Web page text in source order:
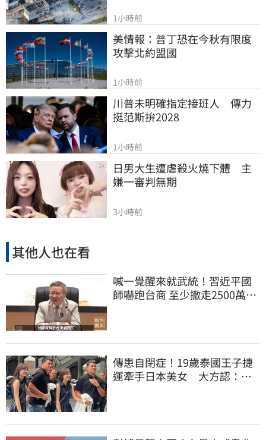
1小時前
美情報：普丁恐在今秋有限度
攻擊北約盟國
1小時前
川普未明確指定接班人　傳力
挺范斯拚2028
1小時前
日男大生遭虐殺火燒下體　主
嫌一審判無期
3小時前
其他人也在看
喊一覺醒來就武統！習近平國
師嚇跑台商 至少撤走2500萬份
傳患自閉症！19歲泰國王子捷
運牽手日本美女 大方認：